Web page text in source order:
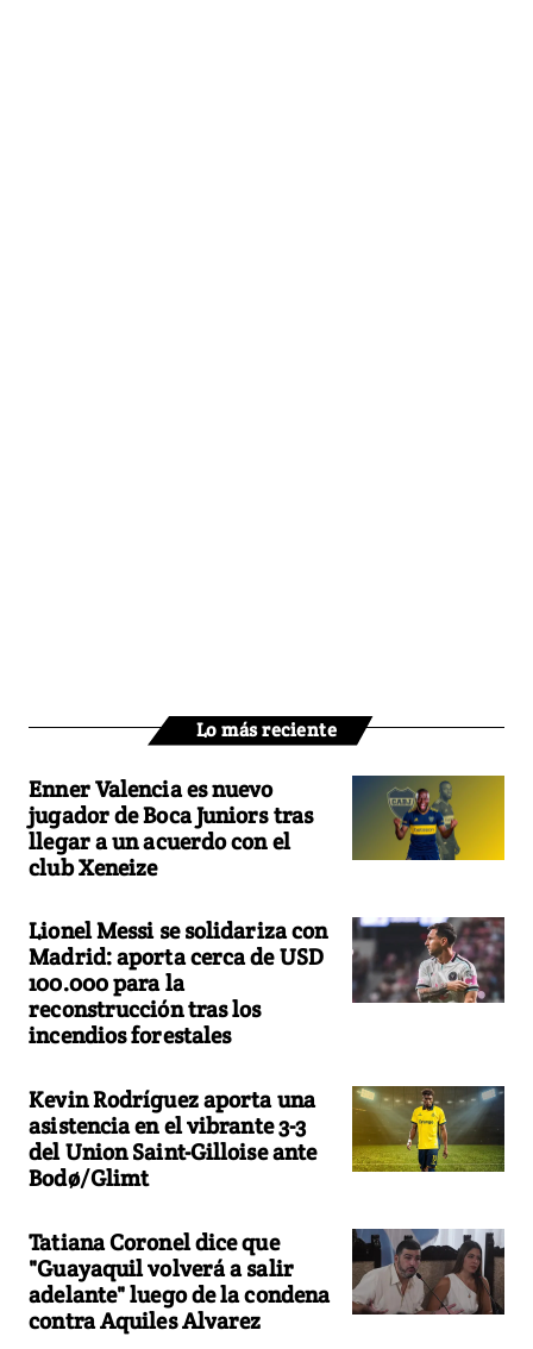
Lo más reciente
Enner Valencia es nuevo
jugador de Boca Juniors tras
llegar a un acuerdo con el
club Xeneize
Lionel Messi se solidariza con
Madrid: aporta cerca de USD
100.000 para la
reconstrucción tras los
incendios forestales
Kevin Rodríguez aporta una
asistencia en el vibrante 3-3
del Union Saint-Gilloise ante
Bodø/Glimt
Tatiana Coronel dice que
"Guayaquil volverá a salir
adelante" luego de la condena
contra Aquiles Alvarez